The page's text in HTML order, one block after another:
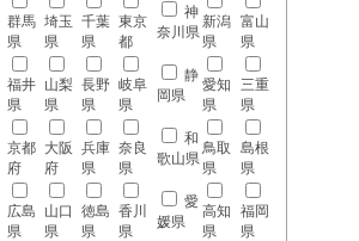
群馬
県
埼玉
県
千葉
県
東京
都
神
奈川県
新潟
県
富山
県
福井
県
山梨
県
長野
県
岐阜
県
静
岡県
愛知
県
三重
県
京都
府
大阪
府
兵庫
県
奈良
県
和
歌山県
鳥取
県
島根
県
広島
県
山口
県
徳島
県
香川
県
愛
媛県
高知
県
福岡
県